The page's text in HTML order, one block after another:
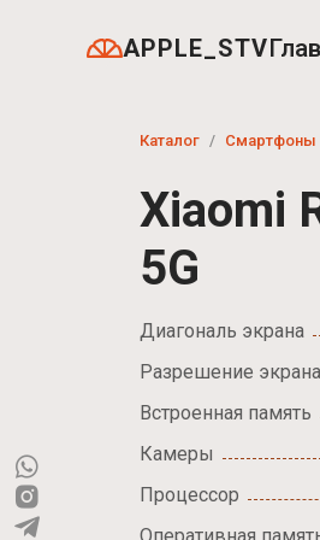
APPLE_STV
Каталог Смартфоны
Xiaomi
5G
Диагональ экрана
Разрешение экрана
Встроенная память
Камеры
Процессор
Оперативная